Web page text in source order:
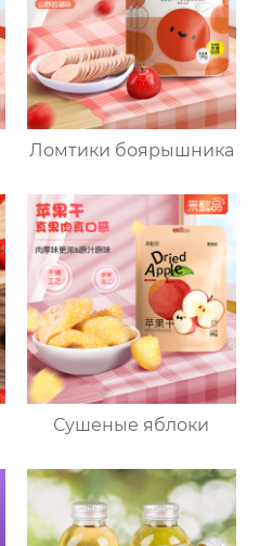
Ломтики боярышника
Сушеные яблоки